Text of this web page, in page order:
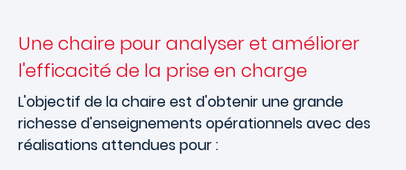
Une chaire pour analyser et améliorer
l'efficacité de la prise en charge
L'objectif de la chaire est d'obtenir une grande
richesse d'enseignements opérationnels avec des
réalisations attendues pour :